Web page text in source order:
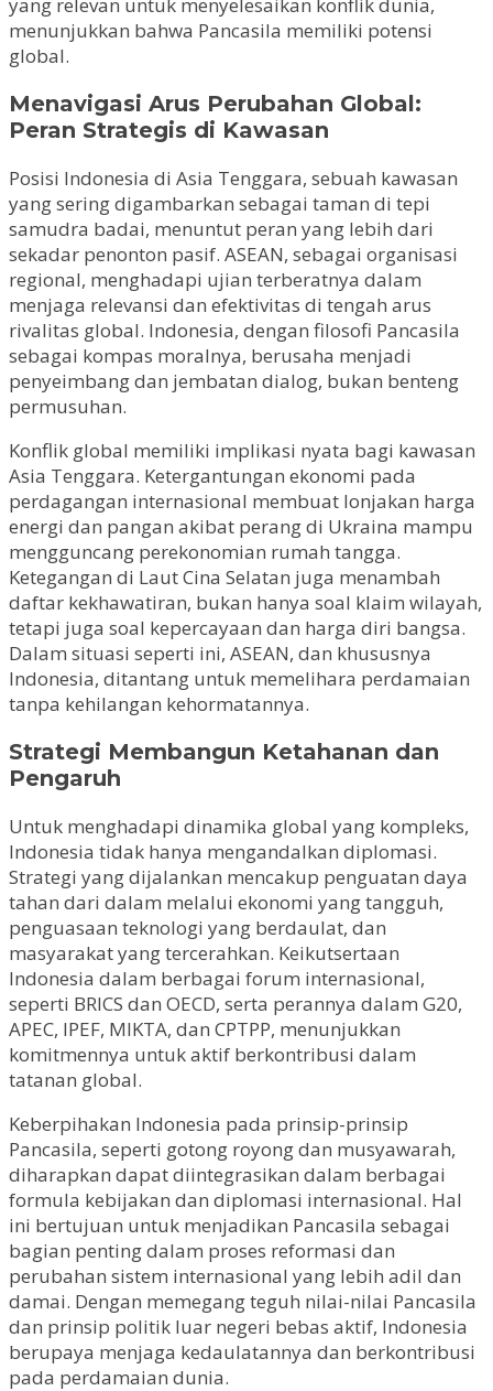
yang relevan untuk menyelesaikan konflik dunia,
menunjukkan bahwa Pancasila memiliki potensi
global.
Menavigasi Arus Perubahan Global:
Peran Strategis di Kawasan
Posisi Indonesia di Asia Tenggara, sebuah kawasan
yang sering digambarkan sebagai taman di tepi
samudra badai, menuntut peran yang lebih dari
sekadar penonton pasif. ASEAN, sebagai organisasi
regional, menghadapi ujian terberatnya dalam
menjaga relevansi dan efektivitas di tengah arus
rivalitas global. Indonesia, dengan filosofi Pancasila
sebagai kompas moralnya, berusaha menjadi
penyeimbang dan jembatan dialog, bukan benteng
permusuhan.
Konflik global memiliki implikasi nyata bagi kawasan
Asia Tenggara. Ketergantungan ekonomi pada
perdagangan internasional membuat lonjakan harga
energi dan pangan akibat perang di Ukraina mampu
mengguncang perekonomian rumah tangga.
Ketegangan di Laut Cina Selatan juga menambah
daftar kekhawatiran, bukan hanya soal klaim wilayah,
tetapi juga soal kepercayaan dan harga diri bangsa.
Dalam situasi seperti ini, ASEAN, dan khususnya
Indonesia, ditantang untuk memelihara perdamaian
tanpa kehilangan kehormatannya.
Strategi Membangun Ketahanan dan
Pengaruh
Untuk menghadapi dinamika global yang kompleks,
Indonesia tidak hanya mengandalkan diplomasi.
Strategi yang dijalankan mencakup penguatan daya
tahan dari dalam melalui ekonomi yang tangguh,
penguasaan teknologi yang berdaulat, dan
masyarakat yang tercerahkan. Keikutsertaan
Indonesia dalam berbagai forum internasional,
seperti BRICS dan OECD, serta perannya dalam G20,
APEC, IPEF, MIKTA, dan CPTPP, menunjukkan
komitmennya untuk aktif berkontribusi dalam
tatanan global.
Keberpihakan Indonesia pada prinsip-prinsip
Pancasila, seperti gotong royong dan musyawarah,
diharapkan dapat diintegrasikan dalam berbagai
formula kebijakan dan diplomasi internasional. Hal
ini bertujuan untuk menjadikan Pancasila sebagai
bagian penting dalam proses reformasi dan
perubahan sistem internasional yang lebih adil dan
damai. Dengan memegang teguh nilai-nilai Pancasila
dan prinsip politik luar negeri bebas aktif, Indonesia
berupaya menjaga kedaulatannya dan berkontribusi
pada perdamaian dunia.